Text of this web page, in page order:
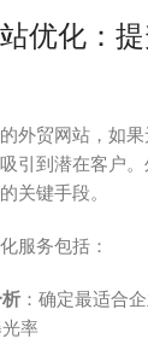
优化：
外贸网站，如
引到潜在客户
关键手段。
服务包括：
：确定最适合
率